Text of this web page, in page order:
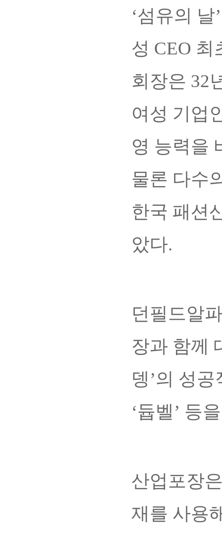
‘섬유의
성 CEO
회장은 32
여성 기업
영 능력을
물론 다수
한국 패션
았다.
던필드알
장과 함께
뎅’의 성
‘듑벨’ 등
산업포장
재를 사용